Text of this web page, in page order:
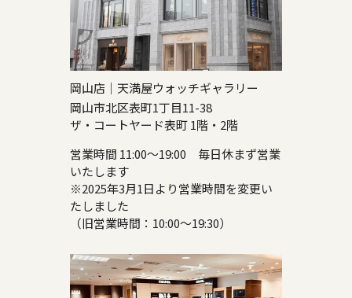
岡山店｜天満屋ウォッチギャラリー
岡山市北区表町1丁目11-38
ザ・コートヤード表町 1階・2階
営業時間 11:00～19:00 毎日休まず営業
いたします
※2025年3月1日より営業時間を変更い
たしました
（旧営業時間：10:00～19:30）